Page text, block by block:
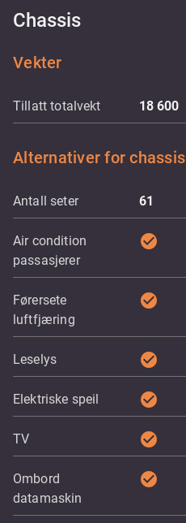
Chassis
Vekter
Tillatt totalvekt 18 600
Alternativer for chassis
Antall seter 61
Air condition
passasjerer
check_circle
Førersete
luftfjæring
check_circle
Leselys check_circle
Elektriske speil check_circle
TV check_circle
Ombord
datamaskin
check_circle